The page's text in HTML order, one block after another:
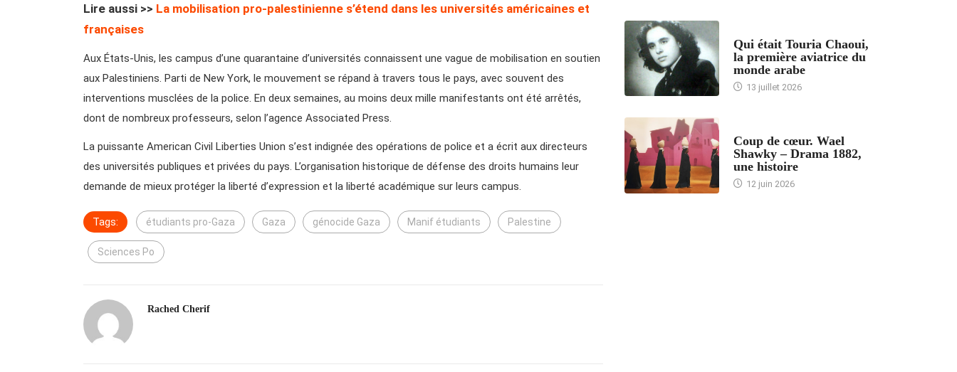
Lire aussi >> La mobilisation pro-palestinienne s’étend dans les universités américaines et
françaises
Aux États-Unis, les campus d’une quarantaine d’universités connaissent une vague de mobilisation en soutien
aux Palestiniens. Parti de New York, le mouvement se répand à travers tous le pays, avec souvent des
interventions musclées de la police. En deux semaines, au moins deux mille manifestants ont été arrêtés,
dont de nombreux professeurs, selon l’agence Associated Press.
La puissante American Civil Liberties Union s’est indignée des opérations de police et a écrit aux directeurs
des universités publiques et privées du pays. L’organisation historique de défense des droits humains leur
demande de mieux protéger la liberté d’expression et la liberté académique sur leurs campus.
Tags: étudiants pro-Gaza Gaza génocide Gaza Manif étudiants Palestine
Sciences Po
Rached Cherif
Qui était Touria Chaoui,
la première aviatrice du
monde arabe
13 juillet 2026
Coup de cœur. Wael
Shawky – Drama 1882,
une histoire
12 juin 2026